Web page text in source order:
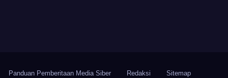
Panduan Pemberitaan Media Siber Redaksi Sitemap